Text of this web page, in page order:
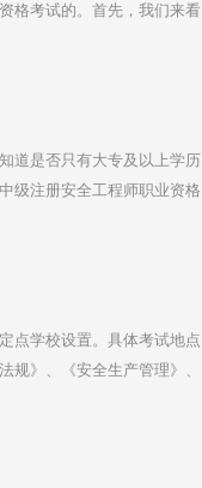
格考试的。首先，我们来看
道是否只有大专及以上学历
级注册安全工程师职业资格
点学校设置。具体考试地点
规》、《安全生产管理》、